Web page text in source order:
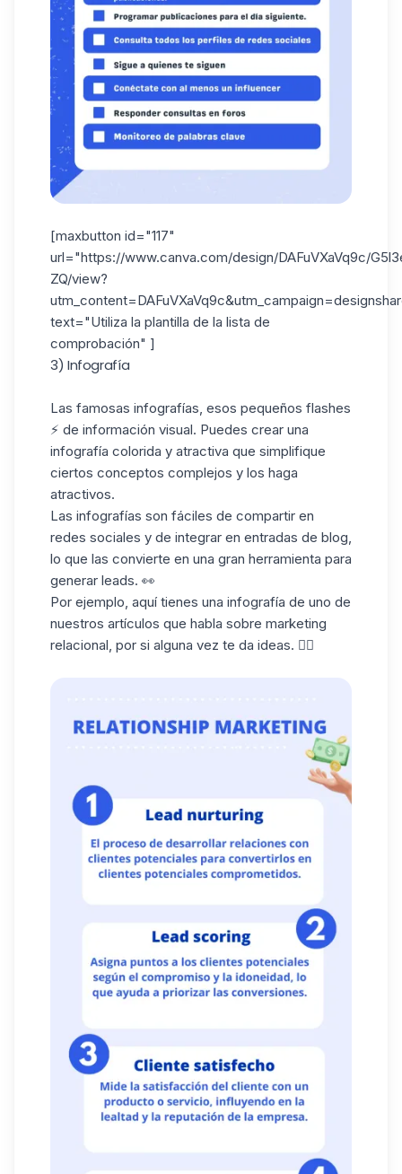
[maxbutton id="117"
url="https://www.canva.com/design/DAFuVXaVq9c/
ZQ/view?
text="Utiliza la plantilla de la lista de
comprobación" ]
3) Infografía
Las famosas infografías, esos pequeños flashes
⚡️ de información visual. Puedes crear una
infografía colorida y atractiva que simplifique
ciertos conceptos complejos y los haga
atractivos.
Las infografías son fáciles de compartir en
redes sociales y de integrar en entradas de blog,
lo que las convierte en una gran herramienta para
generar leads. 👀
Por ejemplo, aquí tienes una infografía de uno de
nuestros artículos que habla sobre marketing
relacional, por si alguna vez te da ideas. 👇🏼